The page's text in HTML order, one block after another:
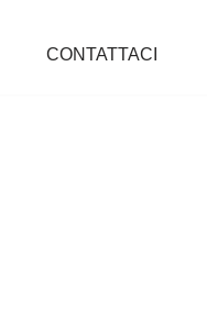
CONTATTACI